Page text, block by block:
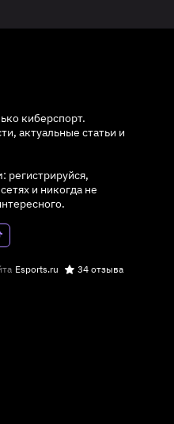
киберспорт.
актуальные статьи и
регистрируйся,
и никогда не
Esports.ru 34 отзыва